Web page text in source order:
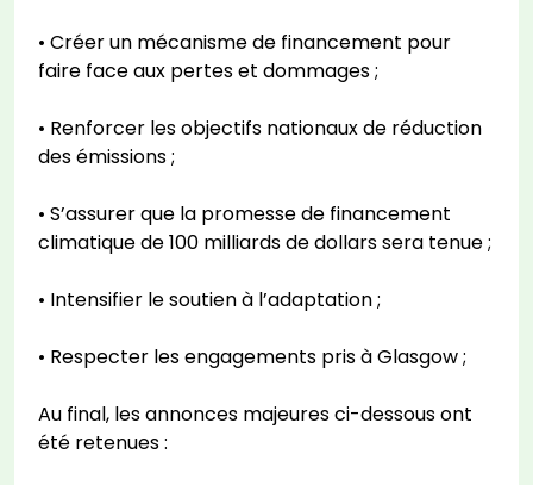
• Créer un mécanisme de financement pour
faire face aux pertes et dommages ;
• Renforcer les objectifs nationaux de réduction
des émissions ;
• S’assurer que la promesse de financement
climatique de 100 milliards de dollars sera tenue ;
• Intensifier le soutien à l’adaptation ;
• Respecter les engagements pris à Glasgow ;
Au final, les annonces majeures ci-dessous ont
été retenues :